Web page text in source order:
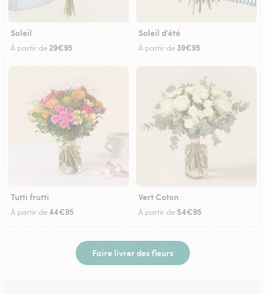
Soleil
À partir de29€95
Soleil d'été
À partir de 39€95
Tutti frutti
À partir de44€95
Vert Coton
À partir de 54€95
Faire livrer des fleurs